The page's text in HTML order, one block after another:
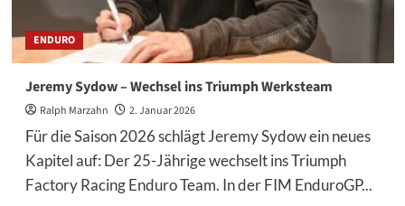
ENDURO
Jeremy Sydow – Wechsel ins Triumph Werksteam
Ralph Marzahn 2. Januar 2026
Für die Saison 2026 schlägt Jeremy Sydow ein neues
Kapitel auf: Der 25-Jährige wechselt ins Triumph
Factory Racing Enduro Team. In der FIM EnduroGP...